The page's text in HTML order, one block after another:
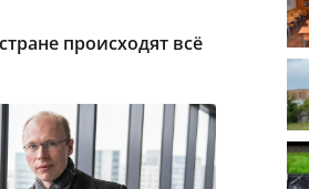
происходят всё